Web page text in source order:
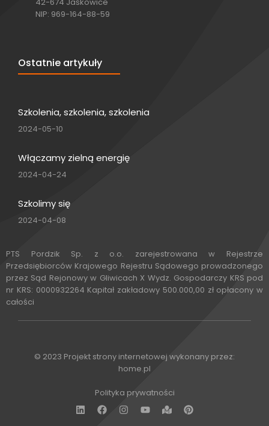
NIP: 969-164-88-59
Ostatnie artykuły
Szkolenia, szkolenia, szkolenia
2024-05-10
Włączamy zielną energię
2024-04-24
Szkolimy się
2024-04-08
PTS Pordzik Sp. z o.o. zarejestrowana w Rejestrze
Przedsiębiorców Krajowego Rejestru Sądowego prowadzonego
przez Sąd Rejonowy w Gliwicach X Wydz. Gospodarczy KRS pod
nr KRS: 0000932264 Kapitał zakładowy 500.000,00 zł opłacony w
całości
© 2023 Projekt strony internetowej wykonany przez:
home.pl
Polityka prywatności